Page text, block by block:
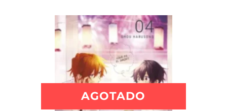
AGOTADO